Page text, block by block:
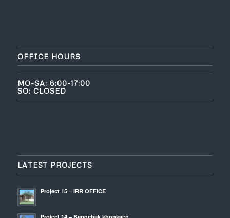
OFFICE HOURS
MO-SA: 8:00-17:00
SO: CLOSED
LATEST PROJECTS
Project 15 – IRR OFFICE